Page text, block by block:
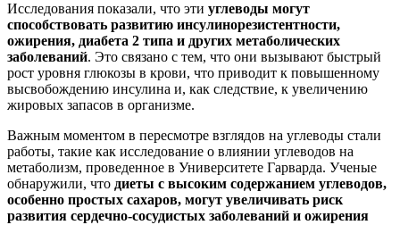
Исследования показали, что эти углеводы могут
способствовать развитию инсулинорезистентности,
ожирения, диабета 2 типа и других метаболических
заболеваний. Это связано с тем, что они вызывают быстрый
рост уровня глюкозы в крови, что приводит к повышенному
высвобождению инсулина и, как следствие, к увеличению
жировых запасов в организме.
Важным моментом в пересмотре взглядов на углеводы стали
работы, такие как исследование о влиянии углеводов на
метаболизм, проведенное в Университете Гарварда. Ученые
обнаружили, что диеты с высоким содержанием углеводов,
особенно простых сахаров, могут увеличивать риск
развития сердечно-сосудистых заболеваний и ожирения